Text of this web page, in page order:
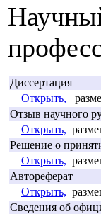
Диссертация
Открыть,
Отзыв научного
Открыть,
Решение о
Открыть,
Автореферат
Открыть,
Сведения об